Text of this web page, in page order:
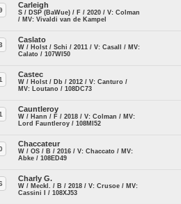
Carleigh
S / DSP (BaWue) / F / 2020 / V: Colman
/ MV: Vivaldi van de Kampel
Caslato
W / Holst / Schi / 2011 / V: Casall / MV:
Calato / 107WI50
Castec
W / Holst / Db / 2012 / V: Canturo /
MV: Loutano / 108DC73
Cauntleroy
W / Hann / F / 2018 / V: Colman / MV:
Lord Fauntleroy / 108MI52
Chaccateur
W / OS / B / 2016 / V: Chaccato / MV:
Abke / 108ED49
Charly G.
W / Meckl. / B / 2018 / V: Crusoe / MV:
Cassini I / 108XJ53